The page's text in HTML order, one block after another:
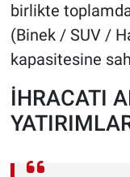
birlikte
(Binek / SUV /
kapasitesine
İHRACATI